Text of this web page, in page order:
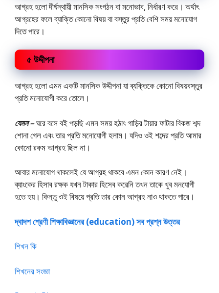
আগ্রহ হলো দীর্ঘস্থায়ী মানসিক সংগঠন বা মনোভাব, নির্ধারণ করে। অর্থাৎ
আগ্রহের ফলে ব্যাক্তি কোনো বিষয় বা বস্তুর প্রতি বেশি সময় মনোযোগ
দিতে পারে।
৫ উদ্দীপনা
আগ্রহ হলো এমন একটি মানসিক উদ্দীপনা যা ব্যক্তিকে কোনো বিষয়বস্তুর
প্রতি মনোযোগী করে তোলে।
যেমন –ঘরে বসে বই পড়ছি এমন সময় হঠাৎ গাড়ির টায়ার ফাটার বিকজ শব্দ
শোনা গেল এবং তার প্রতি মনোযোগী হলাম। যদিও ওই শব্দের প্রতি আমার
কোনো রকম আগ্রহ ছিল না।
আবার মনোযোগ থাকলেই যে আগ্রহ থাকবে এমন কোন কারণ নেই।
ব্যাংকের হিসাব রক্ষক যখন টাকার হিসেব করেনি তখন তাকে খুব মনযোগী
হতে হয়। কিন্তু ওই বিষয়ে প্রতি তার কোন আগ্রহ নাও থাকতে পারে।
দ্বাদশ শ্রেণী শিক্ষাবিজ্ঞানের (education) সব প্রশ্ন উত্তর
শিখন কি
শিখনের সংজ্ঞা